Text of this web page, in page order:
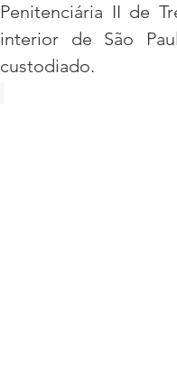
Penitenciária II de
interior de São
custodiado.